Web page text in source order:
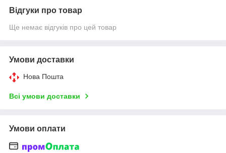
Відгуки про товар
Ще немає відгуків про цей товар
Умови доставки
Нова Пошта
Всі умови доставки
Умови оплати